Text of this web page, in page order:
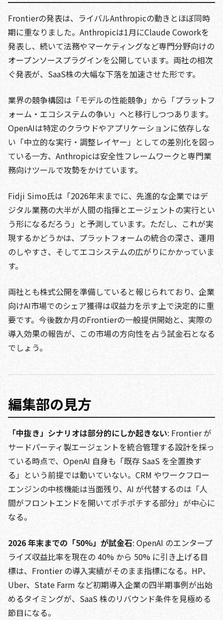
Frontierの発表は、ライバルAnthropicの動きとほぼ同時
期に重なりました。Anthropicは1月にClaude Coworkを
発表し、続いて法務やマーケティングなど専門分野向けの
オープンソースプラグインを公開しています。両社の相次
ぐ発表が、SaaS株の大幅な下落を加速させた形です。
業界の競争構図は「モデルの性能競争」から「プラットフ
ォーム・エコシステムの争い」へと移行しつつあります。
OpenAIは特定のクラウドやアプリケーションに依存しな
い「中立的な実行・調整レイヤー」としての差別化を図っ
ている一方、Anthropicは安全性フレームワークと専門業
務向けツールで攻勢をかけています。
Fidji Simo氏は「2026年末までに、先進的な企業ではデ
ジタル業務の大半が人間の指揮とエージェントの実行とい
う形になるだろう」と予測しています。ただし、これが実
現するかどうかは、プラットフォームの統合の深さ、運用
のしやすさ、そしてエコシステムの広がりにかかっていま
す。
両社とも株式公開を準備していると報じられており、企業
向けAI市場でのシェア獲得は収益力を示す上で決定的に重
要です。今後数か月のFrontierの一般提供開始と、実際の
導入効果の報告が、この市場の方向性を占う試金石となる
でしょう。
編集部の見方
「中抜き」シナリオは部分的にしか起きない: Frontier が
サードパーティ製エージェントを統合管理する設計を採っ
ている時点で、OpenAI 自身も「既存 SaaS を全置換す
る」という前提では動いていない。CRM やワークフロー
エンジンの中核機能は当面残り、AI が代替するのは「人
間がフロントエンドを開いてポチポチする部分」が中心に
なる。
2026 年末までの「50%」が試金石: OpenAI のエンタープ
ライズ収益比率を現在の 40% から 50% に引き上げる目
標は、Frontier の導入実績がそのまま指標になる。HP、
Uber、State Farm など初期導入企業の四半期事例が出始
めるタイミングが、SaaS 株のリバウンド条件を見極める
節目になる。